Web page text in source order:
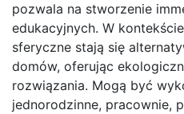
pozwala na stworzenie
edukacyjnych. W
sferyczne stają się
domów, oferując
rozwiązania. Mogą być
jednorodzinne, pracownie,